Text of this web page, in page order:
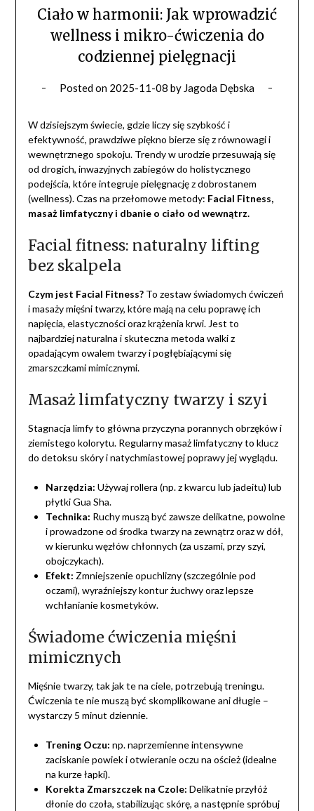
Ciało w harmonii: Jak wprowadzić
wellness i mikro-ćwiczenia do
codziennej pielęgnacji
Posted on 2025-11-08 by Jagoda Dębska
W dzisiejszym świecie, gdzie liczy się szybkość i
efektywność, prawdziwe piękno bierze się z równowagi i
wewnętrznego spokoju. Trendy w urodzie przesuwają się
od drogich, inwazyjnych zabiegów do holistycznego
podejścia, które integruje pielęgnację z dobrostanem
(wellness). Czas na przełomowe metody: Facial Fitness,
masaż limfatyczny i dbanie o ciało od wewnątrz.
Facial fitness: naturalny lifting
bez skalpela
Czym jest Facial Fitness?To zestaw świadomych ćwiczeń
i masaży mięśni twarzy, które mają na celu poprawę ich
napięcia, elastyczności oraz krążenia krwi. Jest to
najbardziej naturalna i skuteczna metoda walki z
opadającym owalem twarzy i pogłębiającymi się
zmarszczkami mimicznymi.
Masaż limfatyczny twarzy i szyi
Stagnacja limfy to główna przyczyna porannych obrzęków i
ziemistego kolorytu. Regularny masaż limfatyczny to klucz
do detoksu skóry i natychmiastowej poprawy jej wyglądu.
Narzędzia: Używaj rollera (np. z kwarcu lub jadeitu) lub
płytki Gua Sha.
Technika: Ruchy muszą być zawsze delikatne, powolne
i prowadzone od środka twarzy na zewnątrz oraz w dół,
w kierunku węzłów chłonnych (za uszami, przy szyi,
obojczykach).
Efekt: Zmniejszenie opuchlizny (szczególnie pod
oczami), wyraźniejszy kontur żuchwy oraz lepsze
wchłanianie kosmetyków.
Świadome ćwiczenia mięśni
mimicznych
Mięśnie twarzy, tak jak te na ciele, potrzebują treningu.
Ćwiczenia te nie muszą być skomplikowane ani długie –
wystarczy 5 minut dziennie.
Trening Oczu: np. naprzemienne intensywne
zaciskanie powiek i otwieranie oczu na oścież (idealne
na kurze łapki).
Korekta Zmarszczek na Czole: Delikatnie przyłóż
dłonie do czoła, stabilizując skórę, a następnie spróbuj